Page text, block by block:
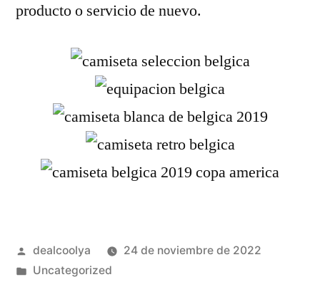
producto o servicio de nuevo.
Publicado
por
dealcoolya
24 de noviembre de 2022
Publicado
Uncategorized